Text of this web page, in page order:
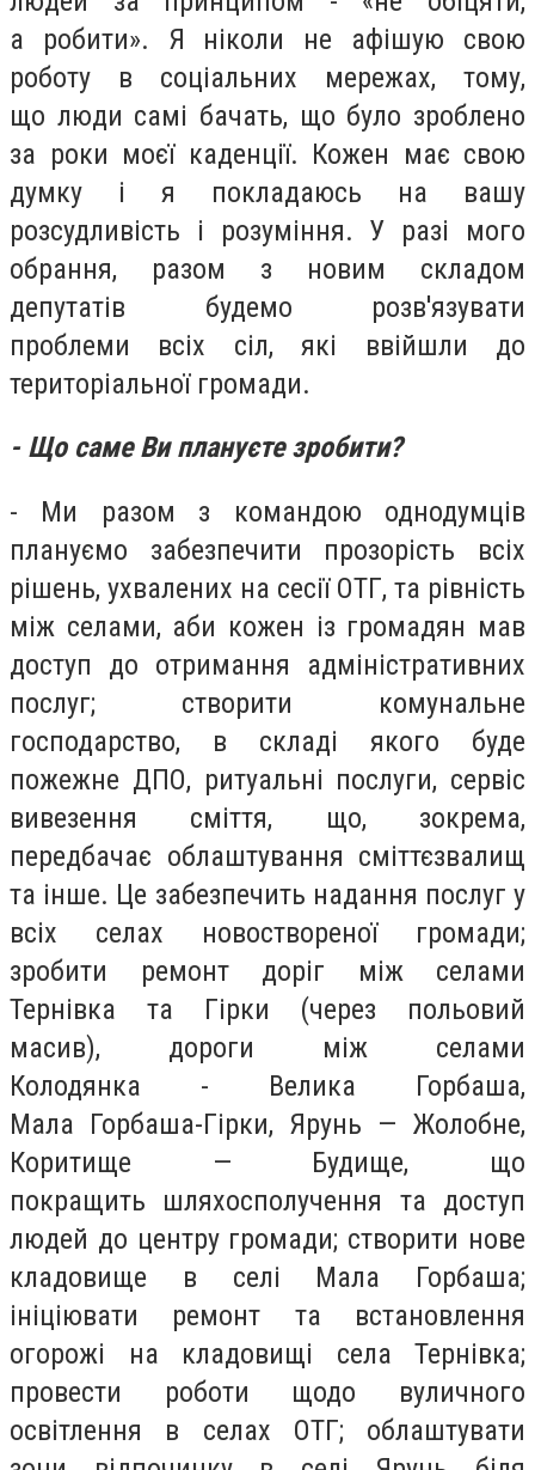
а робити». Я ніколи не афішую свою
роботу в соціальних мережах, тому,
що люди самі бачать, що було зроблено
за роки моєї каденції. Кожен має свою
думку і я покладаюсь на вашу
розсудливість і розуміння. У разі мого
обрання, разом з новим складом
депутатів будемо розв'язувати
проблеми всіх сіл, які ввійшли до
територіальної громади.
- Що саме Ви плануєте зробити?
- Ми разом з командою однодумців
плануємо забезпечити прозорість всіх
рішень, ухвалених на сесії ОТГ, та рівність
між селами, аби кожен із громадян мав
доступ до отримання адміністративних
послуг; створити комунальне
господарство, в складі якого буде
пожежне ДПО, ритуальні послуги, сервіс
вивезення сміття, що, зокрема,
передбачає облаштування сміттєзвалищ
та інше. Це забезпечить надання послуг у
всіх селах новоствореної громади;
зробити ремонт доріг між селами
Тернівка та Гірки (через польовий
масив), дороги між селами
Колодянка - Велика Горбаша,
Мала Горбаша-Гірки, Ярунь — Жолобне,
Коритище — Будище, що
покращить шляхосполучення та доступ
людей до центру громади; створити нове
кладовище в селі Мала Горбаша;
ініціювати ремонт та встановлення
огорожі на кладовищі села Тернівка;
провести роботи щодо вуличного
освітлення в селах ОТГ; облаштувати